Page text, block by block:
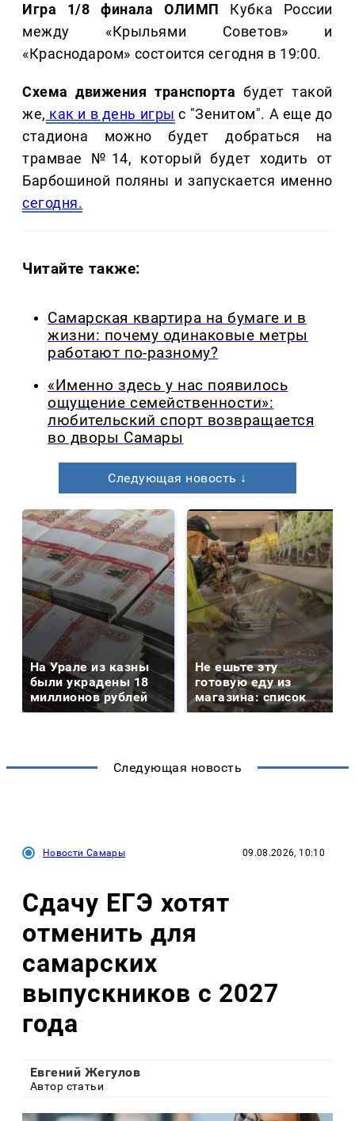
Игра 1/8 финала ОЛИМП Кубка России
между «Крыльями Советов» и
«Краснодаром» состоится сегодня в 19:00.
Схема движения транспорта будет такой
же, как и в день игры с "Зенитом". А еще до
стадиона можно будет добраться на
трамвае №14, который будет ходить от
Барбошиной поляны и запускается именно
сегодня.
Читайте также:
Самарская квартира на бумаге и в
жизни: почему одинаковые метры
работают по-разному?
«Именно здесь у нас появилось
ощущение семейственности»:
любительский спорт возвращается
во дворы Самары
Следующая новость ↓
На Урале из казны
были украдены 18
миллионов рублей
Не ешьте эту
готовую еду из
магазина: список
Следующая новость
Новости Самары 09.08.2026, 10:10
Сдачу ЕГЭ хотят
отменить для
самарских
выпускников с 2027
года
Евгений Жегулов
Автор статьи